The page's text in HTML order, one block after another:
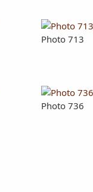
Photo 713
Photo 736